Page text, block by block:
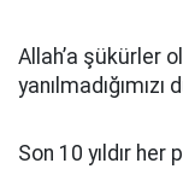
Allah’a şükürler
Son 10 yıldır